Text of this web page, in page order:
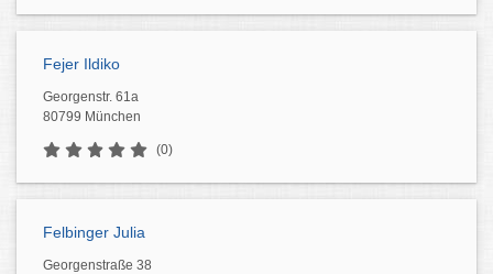
Fejer Ildiko
Georgenstr. 61a
80799 München
(0)
Felbinger Julia
Georgenstraße 38